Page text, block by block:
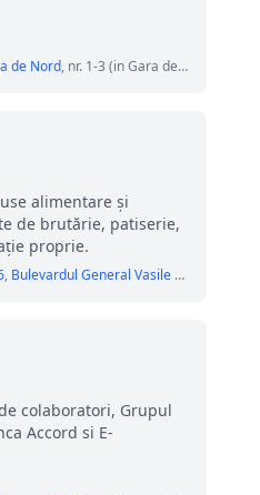
de Nord, nr. 1-3 (in Gara de Nord)
alimentare și
de brutărie, patiserie,
proprie.
, Bulevardul General Vasile Milea
colaboratori, Grupul
Accord si E-